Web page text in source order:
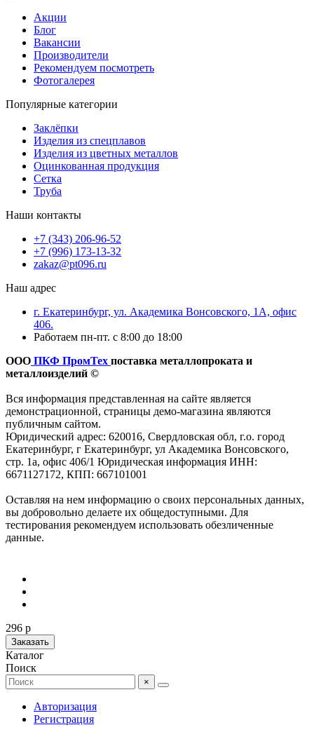
Акции
Блог
Вакансии
Производители
Рекомендуем посмотреть
Фотогалерея
Популярные категории
Заклёпки
Изделия из спецплавов
Изделия из цветных металлов
Оцинкованная продукция
Сетка
Труба
Наши контакты
+7 (343) 206-96-52
+7 (996) 173-13-32
zakaz@pt096.ru
Наш адрес
г. Екатеринбург, ул. Академика Вонсовского, 1А, офис
406.
Работаем пн-пт. с 8:00 до 18:00
ООО ПКФ ПромТех поставка металлопроката и
металлоизделий ©
Вся информация представленная на сайте является
демонстрационной, страницы демо-магазина являются
публичным сайтом.
Юридический адрес: 620016, Свердловская обл, г.о. город
Екатеринбург, г Екатеринбург, ул Академика Вонсовского,
стр. 1а, офис 406/1 Юридическая информация ИНН:
6671127172, КПП: 667101001
Оставляя на нем информацию о своих персональных данных,
вы добровольно делаете их общедоступными. Для
тестирования рекомендуем использовать обезличенные
данные.
296 р
Заказать
Каталог
Поиск
×
Авторизация
Регистрация